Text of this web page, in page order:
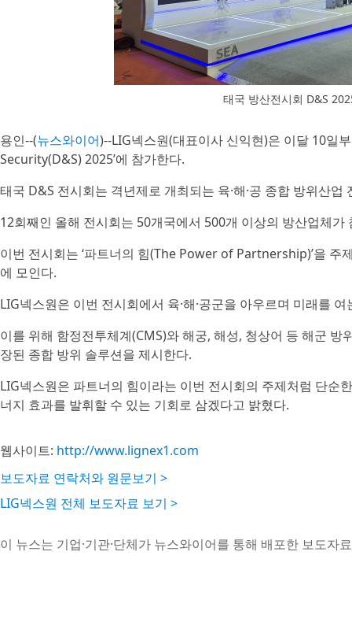
태국 방산전시회 D&S
용인--(뉴스와이어)--LIG넥스원(대표이사 신익현)은 이달 10일
Security(D&S) 2025’에 참가한다.
태국 D&S 전시회는 격년제로 개최되는 육·해·공 종합 방위산업
12회째인 올해 전시회는 50개국에서 500개 이상의 방산업체가
이번 전시회는 ‘파트너의 힘(The Power of Partnership)’을
에 모인다.
LIG넥스원은 이번 전시회에서 육·해·공군을 아우르며 미래를
이를 위해 함정전투체계(CMS)와 해궁, 해성, 청상어 등 해군
장된 종합 방위 솔루션을 제시한다.
LIG넥스원은 파트너의 힘이라는 이번 전시회의 주제처럼 단순
너지 효과를 발휘할 수 있는 기회로 삼겠다고 밝혔다.
웹사이트: http://www.lignex1.com
보도자료 연락처와 원문보기 >
LIG넥스원 전체 보도자료 보기 >
이 뉴스는 기업·기관·단체가 뉴스와이어를 통해 배포한 보도자